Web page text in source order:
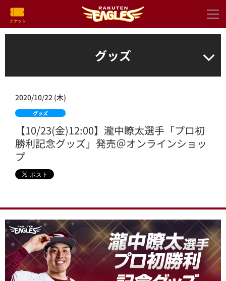
グッズ
2020/10/22 (木)
グッズ
【10/23(金)12:00】瀧中瞭太選手「プロ初
勝利記念グッズ」発売＠オンラインショッ
プ